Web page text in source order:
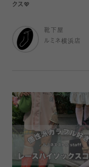
クス💖
靴下屋
ルミネ横浜店